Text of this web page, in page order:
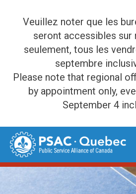
Veuillez noter que les
seront accessibles sur
seulement, tous les
septembre
Please note that regional
by appointment only,
September 4
Skip
content